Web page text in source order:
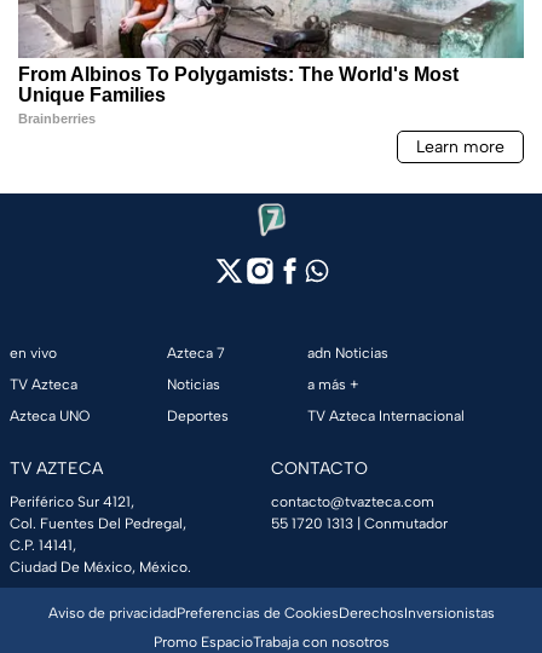
en vivo
TV Azteca
Azteca UNO
Azteca 7
Noticias
Deportes
adn Noticias
a más +
TV Azteca Internacional
TV AZTECA
Periférico Sur 4121,
Col. Fuentes Del Pedregal,
C.P. 14141,
Ciudad De México, México.
CONTACTO
contacto@tvazteca.com
55 1720 1313 | Conmutador
Aviso de privacidadPreferencias de CookiesDerechosInversionistas
Promo EspacioTrabaja con nosotros